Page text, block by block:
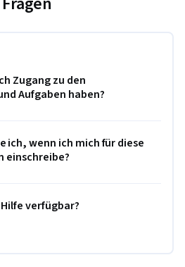
Zugang zu den
Aufgaben haben?
ich, wenn ich mich für diese
einschreibe?
verfügbar?